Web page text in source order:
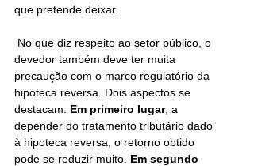
que pretende deixar.
devedor também deve ter muita
precaução com o marco regulatório da
hipoteca reversa. Dois aspectos se
destacam. Em primeiro lugar, a
depender do tratamento tributário dado
à hipoteca reversa, o retorno obtido
pode se reduzir muito. Em segundo